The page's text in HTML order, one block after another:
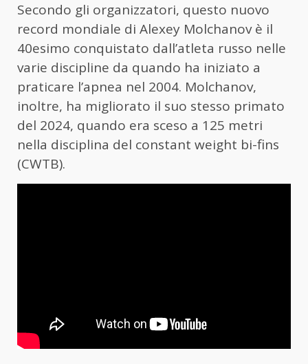
Secondo gli organizzatori, questo nuovo
record mondiale di Alexey Molchanov è il
40esimo conquistato dall’atleta russo nelle
varie discipline da quando ha iniziato a
praticare l’apnea nel 2004. Molchanov,
inoltre, ha migliorato il suo stesso primato
del 2024, quando era sceso a 125 metri
nella disciplina del constant weight bi-fins
(CWTB).